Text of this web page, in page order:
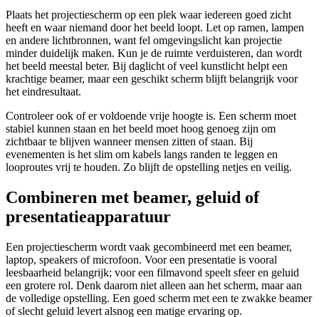
Plaats het projectiescherm op een plek waar iedereen goed zicht
heeft en waar niemand door het beeld loopt. Let op ramen, lampen
en andere lichtbronnen, want fel omgevingslicht kan projectie
minder duidelijk maken. Kun je de ruimte verduisteren, dan wordt
het beeld meestal beter. Bij daglicht of veel kunstlicht helpt een
krachtige beamer, maar een geschikt scherm blijft belangrijk voor
het eindresultaat.
Controleer ook of er voldoende vrije hoogte is. Een scherm moet
stabiel kunnen staan en het beeld moet hoog genoeg zijn om
zichtbaar te blijven wanneer mensen zitten of staan. Bij
evenementen is het slim om kabels langs randen te leggen en
looproutes vrij te houden. Zo blijft de opstelling netjes en veilig.
Combineren met beamer, geluid of
presentatieapparatuur
Een projectiescherm wordt vaak gecombineerd met een beamer,
laptop, speakers of microfoon. Voor een presentatie is vooral
leesbaarheid belangrijk; voor een filmavond speelt sfeer en geluid
een grotere rol. Denk daarom niet alleen aan het scherm, maar aan
de volledige opstelling. Een goed scherm met een te zwakke beamer
of slecht geluid levert alsnog een matige ervaring op.